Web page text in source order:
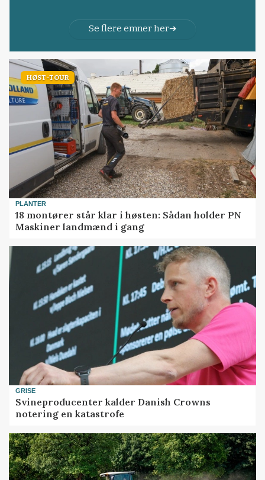
Se flere emner her
HØST-TOUR
PLANTER
18 montører står klar i høsten: Sådan holder PN
Maskiner landmænd i gang
GRISE
Svineproducenter kalder Danish Crowns
notering en katastrofe